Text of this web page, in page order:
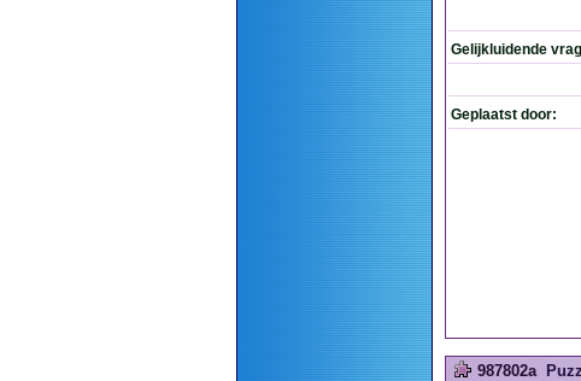
Gelijkluidende
Geplaatst door:
987802a